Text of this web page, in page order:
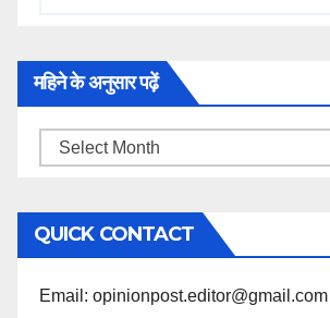
महिने के अनुसार पढ़ें
महिने
अनुसार
पढ़ें
QUICK CONTACT
Email: opinionpost.editor@gmail.com